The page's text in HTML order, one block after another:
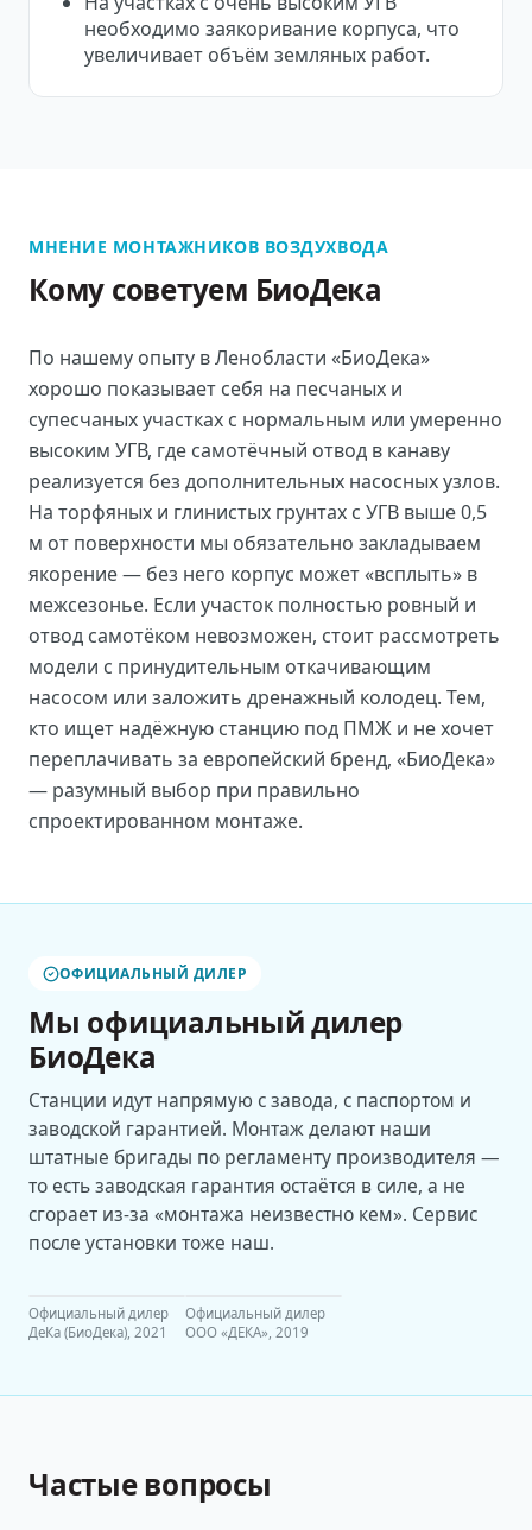
необходимо заякоривание корпуса, что
увеличивает объём земляных работ.
МНЕНИЕ МОНТАЖНИКОВ ВОЗДУХВОДА
Кому советуем БиоДека
По нашему опыту в Ленобласти «БиоДека»
хорошо показывает себя на песчаных и
супесчаных участках с нормальным или умеренно
высоким УГВ, где самотёчный отвод в канаву
реализуется без дополнительных насосных узлов.
На торфяных и глинистых грунтах с УГВ выше 0,5
м от поверхности мы обязательно закладываем
якорение — без него корпус может «всплыть» в
межсезонье. Если участок полностью ровный и
отвод самотёком невозможен, стоит рассмотреть
модели с принудительным откачивающим
насосом или заложить дренажный колодец. Тем,
кто ищет надёжную станцию под ПМЖ и не хочет
переплачивать за европейский бренд, «БиоДека»
— разумный выбор при правильно
спроектированном монтаже.
ОФИЦИАЛЬНЫЙ ДИЛЕР
Мы официальный дилер
БиоДека
Станции идут напрямую с завода, с паспортом и
заводской гарантией. Монтаж делают наши
штатные бригады по регламенту производителя —
то есть заводская гарантия остаётся в силе, а не
сгорает из-за «монтажа неизвестно кем». Сервис
после установки тоже наш.
Официальный дилер
ДеКа (БиоДека), 2021
Официальный дилер
ООО «ДЕКА», 2019
Частые вопросы